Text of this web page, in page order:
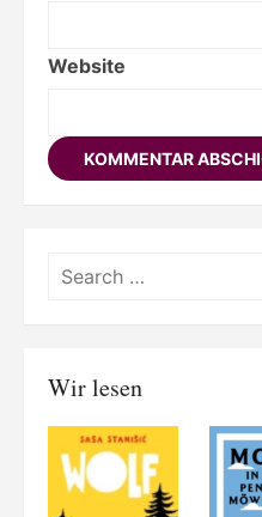
Website
Wir lesen